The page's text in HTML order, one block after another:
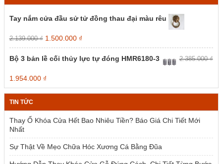
Tay nắm cửa đầu sử tử đồng thau đại màu rêu
2.139.000₫ Giá
gốc
là:
2.139.000 ₫.
1.500.000 ₫Giá
hiện
là:
Bộ 3 bản lề cối thủy lực tự đóng HMR6180-3 2.385.000₫
Giá
gốc
là:
2.385.000 ₫.
1.954.000 ₫Giá
hiện
tại
1.954.000 ₫.
TIN TỨC
Thay Ổ Khóa Cửa Hết Bao Nhiêu Tiền? Báo Giá Chi Tiết Mới
Nhất
Sự Thật Về Mẹo Chữa Hóc Xương Cá Bằng Đũa